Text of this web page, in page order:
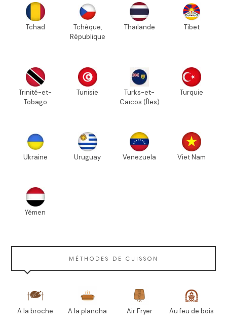
Tchad
Tchèque,
République
Thaïlande Tibet
Trinité-et-
Tobago
Tunisie
Turks-et-
Caïcos (Îles)
Turquie
Ukraine Uruguay Venezuela Viet Nam
Yémen
MÉTHODES DE CUISSON
A la broche A la plancha Air Fryer Au feu de bois